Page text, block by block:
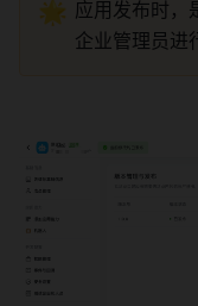
🌟 应用发布时，
企业管理员进